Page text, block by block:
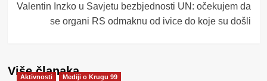
Valentin Inzko u Savjetu bezbjednosti UN: očekujem da
se organi RS odmaknu od ivice do koje su došli
Više članaka
Aktivnosti Mediji o Krugu 99